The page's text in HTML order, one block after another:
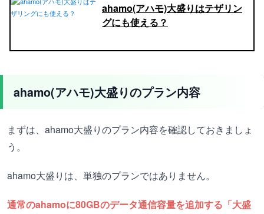
ahamo(アハモ)大盛りはテザリン
グにも使える？
ahamo(アハモ)大盛りのプラン内容
まずは、ahamo大盛りのプラン内容を確認しておきましょ
う。
ahamo大盛りは、単独のプランではありません。
通常のahamoに80GBのデータ通信容量を追加する「大盛